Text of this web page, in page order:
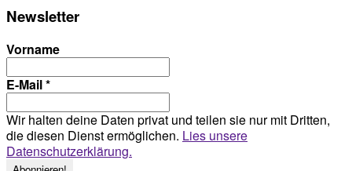
Newsletter
Vorname
E-Mail*
Wir halten deine Daten privat und teilen sie nur mit Dritten,
die diesen Dienst ermöglichen. Lies unsere
Datenschutzerklärung.